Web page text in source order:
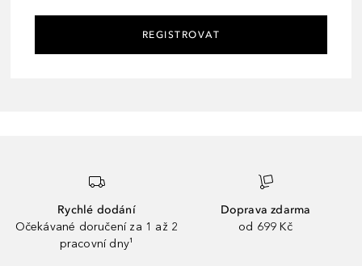
REGISTROVAT
Rychlé dodání
Očekávané doručení za 1 až 2
pracovní dny¹
Doprava zdarma
od 699 Kč